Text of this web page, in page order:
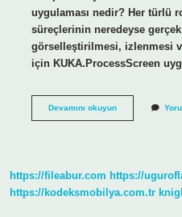
uygulaması nedir? Her türlü
süreçlerinin neredeyse
görselleştirilmesi, izlenmesi
için KUKA.ProcessScreen
Devamını okuyunKuka
https://fileabur.com https://
https://kodeksmobilya.com.tr